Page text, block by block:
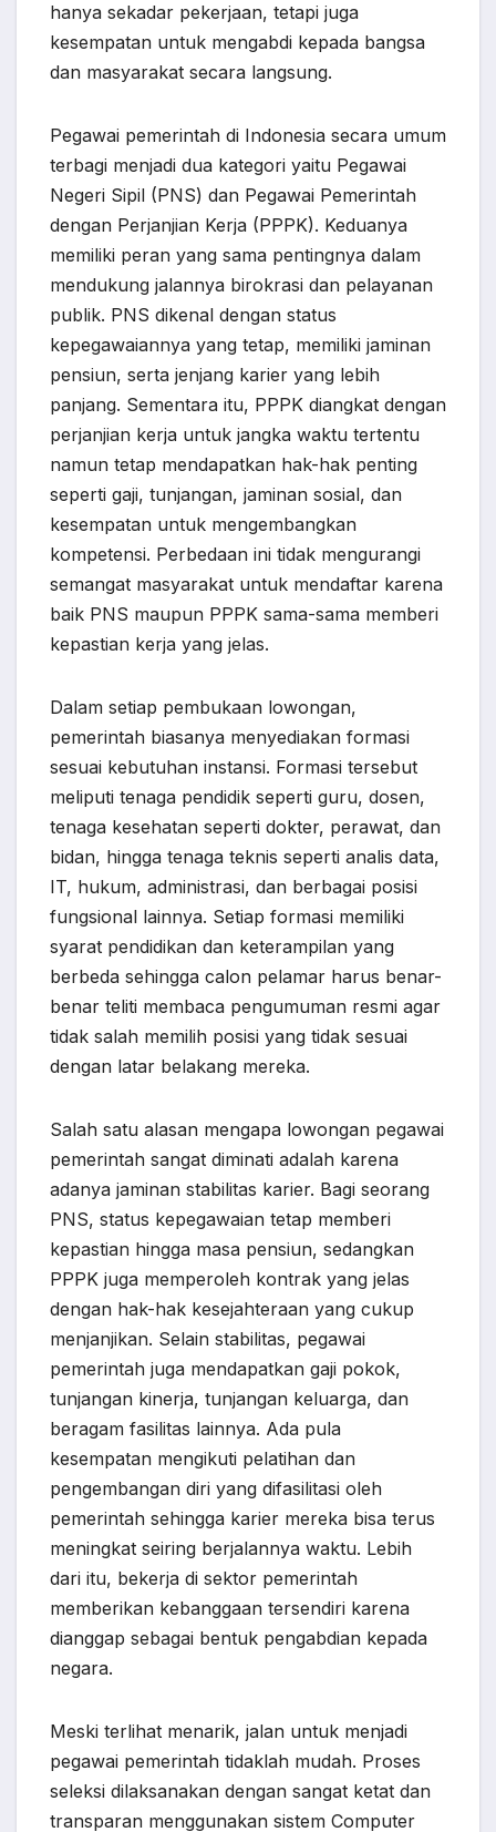
hanya sekadar pekerjaan, tetapi juga
kesempatan untuk mengabdi kepada bangsa
dan masyarakat secara langsung.
Pegawai pemerintah di Indonesia secara umum
terbagi menjadi dua kategori yaitu Pegawai
Negeri Sipil (PNS) dan Pegawai Pemerintah
dengan Perjanjian Kerja (PPPK). Keduanya
memiliki peran yang sama pentingnya dalam
mendukung jalannya birokrasi dan pelayanan
publik. PNS dikenal dengan status
kepegawaiannya yang tetap, memiliki jaminan
pensiun, serta jenjang karier yang lebih
panjang. Sementara itu, PPPK diangkat dengan
perjanjian kerja untuk jangka waktu tertentu
namun tetap mendapatkan hak-hak penting
seperti gaji, tunjangan, jaminan sosial, dan
kesempatan untuk mengembangkan
kompetensi. Perbedaan ini tidak mengurangi
semangat masyarakat untuk mendaftar karena
baik PNS maupun PPPK sama-sama memberi
kepastian kerja yang jelas.
Dalam setiap pembukaan lowongan,
pemerintah biasanya menyediakan formasi
sesuai kebutuhan instansi. Formasi tersebut
meliputi tenaga pendidik seperti guru, dosen,
tenaga kesehatan seperti dokter, perawat, dan
bidan, hingga tenaga teknis seperti analis data,
IT, hukum, administrasi, dan berbagai posisi
fungsional lainnya. Setiap formasi memiliki
syarat pendidikan dan keterampilan yang
berbeda sehingga calon pelamar harus benar-
benar teliti membaca pengumuman resmi agar
tidak salah memilih posisi yang tidak sesuai
dengan latar belakang mereka.
Salah satu alasan mengapa lowongan pegawai
pemerintah sangat diminati adalah karena
adanya jaminan stabilitas karier. Bagi seorang
PNS, status kepegawaian tetap memberi
kepastian hingga masa pensiun, sedangkan
PPPK juga memperoleh kontrak yang jelas
dengan hak-hak kesejahteraan yang cukup
menjanjikan. Selain stabilitas, pegawai
pemerintah juga mendapatkan gaji pokok,
tunjangan kinerja, tunjangan keluarga, dan
beragam fasilitas lainnya. Ada pula
kesempatan mengikuti pelatihan dan
pengembangan diri yang difasilitasi oleh
pemerintah sehingga karier mereka bisa terus
meningkat seiring berjalannya waktu. Lebih
dari itu, bekerja di sektor pemerintah
memberikan kebanggaan tersendiri karena
dianggap sebagai bentuk pengabdian kepada
negara.
Meski terlihat menarik, jalan untuk menjadi
pegawai pemerintah tidaklah mudah. Proses
seleksi dilaksanakan dengan sangat ketat dan
transparan menggunakan sistem Computer